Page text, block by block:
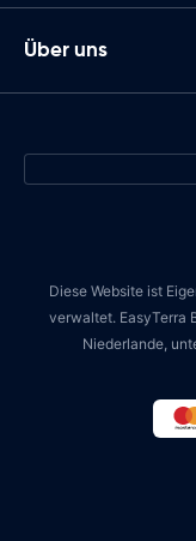
Über uns
Diese Website ist
verwaltet. EasyTerra
Niederlande,